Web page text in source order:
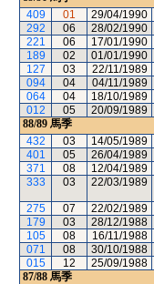
409
01 29/04/1990
292
06 28/02/1990
221
06 17/01/1990
189
02 01/01/1990
127
03 22/11/1989
094
04 04/11/1989
064
04 18/10/1989
012
05 20/09/1989
88/89 馬季
432
03 14/05/1989
401
05 26/04/1989
371
08 12/04/1989
333
03 22/03/1989
275 07 22/02/1989
179
03 28/12/1988
105
08 16/11/1988
071
08 30/10/1988
015
12 25/09/1988
87/88 馬季